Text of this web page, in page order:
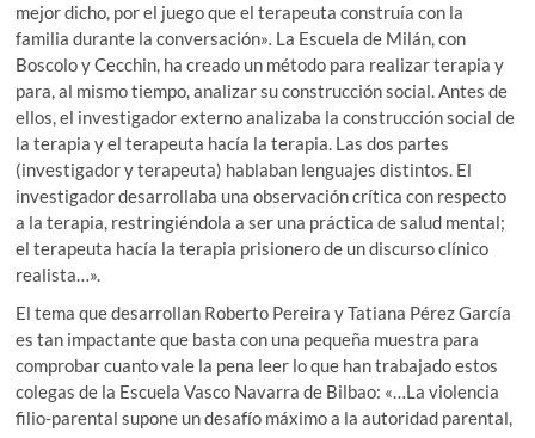
mejor dicho, por el juego que el terapeuta construía con la
familia durante la conversación». La Escuela de Milán, con
Boscolo y Cecchin, ha creado un método para realizar terapia y
para, al mismo tiempo, analizar su construcción social. Antes de
ellos, el investigador externo analizaba la construcción social de
la terapia y el terapeuta hacía la terapia. Las dos partes
(investigador y terapeuta) hablaban lenguajes distintos. El
investigador desarrollaba una observación crítica con respecto
a la terapia, restringiéndola a ser una práctica de salud mental;
el terapeuta hacía la terapia prisionero de un discurso clínico
realista…».
El tema que desarrollan Roberto Pereira y Tatiana Pérez García
es tan impactante que basta con una pequeña muestra para
comprobar cuanto vale la pena leer lo que han trabajado estos
colegas de la Escuela Vasco Navarra de Bilbao: «…La violencia
filio-parental supone un desafío máximo a la autoridad parental,